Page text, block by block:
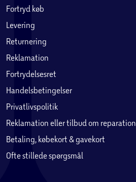
Fortryd køb
Levering
Returnering
Reklamation
Fortrydelsesret
Handelsbetingelser
Privatlivspolitik
Reklamation eller tilbud om reparation
Betaling, købekort & gavekort
Ofte stillede spørgsmål